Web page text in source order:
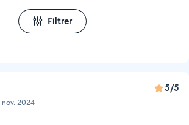
Filtrer
2024
5/5